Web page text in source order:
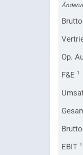
2,62 %
2.027
1.213
Op.
1.588
F&E 1
290
2.679
1.588
2.027
EBIT 1
470